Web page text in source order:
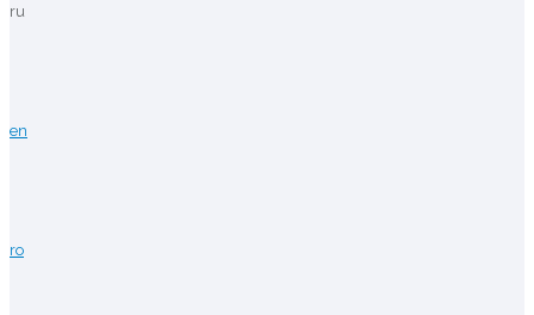
ru
en
ro